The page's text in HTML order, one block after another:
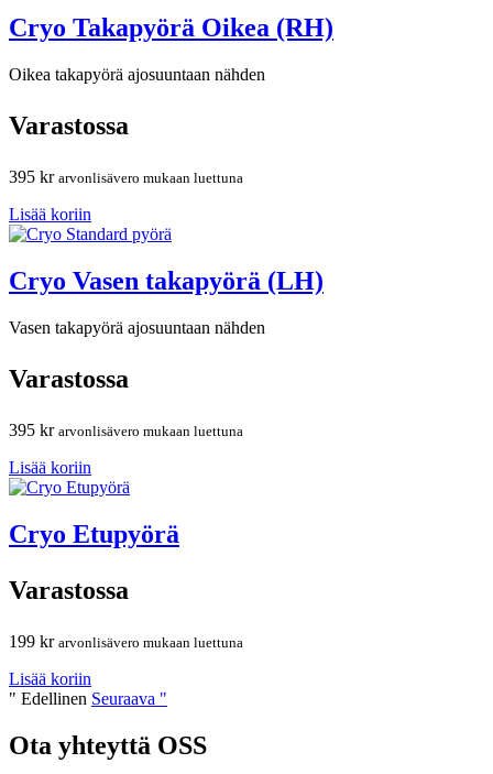
Cryo Takapyörä Oikea (RH)
Oikea takapyörä ajosuuntaan nähden
Varastossa
395 kr arvonlisävero mukaan luettuna
Lisää koriin
Cryo Vasen takapyörä (LH)
Vasen takapyörä ajosuuntaan nähden
Varastossa
395 kr arvonlisävero mukaan luettuna
Lisää koriin
Cryo Etupyörä
Varastossa
199 kr arvonlisävero mukaan luettuna
Lisää koriin
" Edellinen Seuraava "
Ota yhteyttä OSS